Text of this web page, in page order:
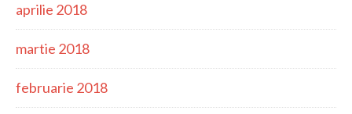
aprilie 2018
martie 2018
februarie 2018